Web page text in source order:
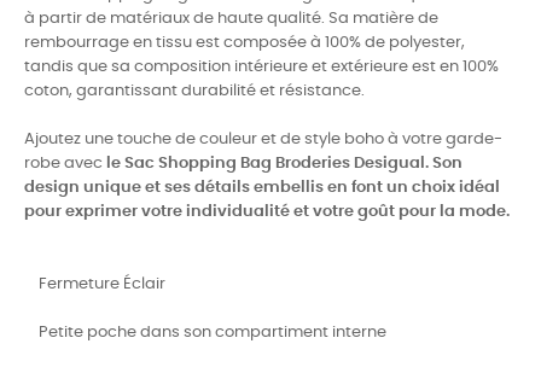
à partir de matériaux de haute qualité. Sa matière de
rembourrage en tissu est composée à 100% de polyester,
tandis que sa composition intérieure et extérieure est en 100%
coton, garantissant durabilité et résistance.
Ajoutez une touche de couleur et de style boho à votre garde-
robe avec
le Sac Shopping Bag Broderies Desigual. Son
design unique et ses détails embellis en font un choix idéal
pour exprimer votre individualité et votre goût pour la mode.
Fermeture Éclair
Petite poche dans son compartiment interne